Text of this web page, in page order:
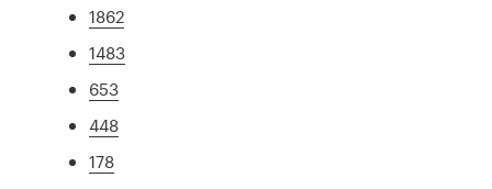
1862
1483
653
448
178